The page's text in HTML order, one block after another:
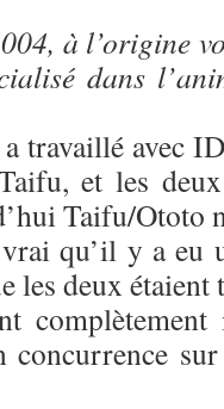
à l’origine
dans
travaillé avec
et les
Taifu/Ototo
qu’il y a eu
les deux
concurrence